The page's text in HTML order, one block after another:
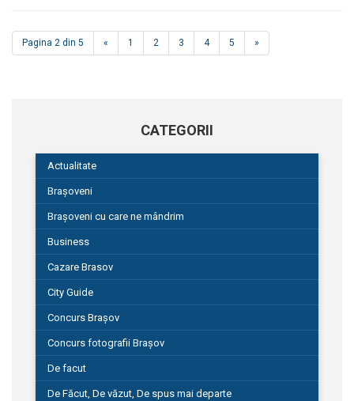
Pagina 2 din 5 « 1 2 3 4 5 »
CATEGORII
Actualitate
Brașoveni
Brașoveni cu care ne mândrim
Business
Cazare Brasov
City Guide
Concurs Brașov
Concurs fotografii Brașov
De facut
De Făcut, De văzut, De spus mai departe